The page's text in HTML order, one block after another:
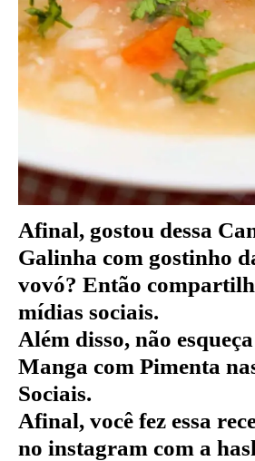
Afinal, gostou dessa
Galinha com gostinho
vovó? Então
mídias sociais.
Além disso, não
Manga com Pimenta
Sociais.
Afinal, você fez essa
no instagram com a